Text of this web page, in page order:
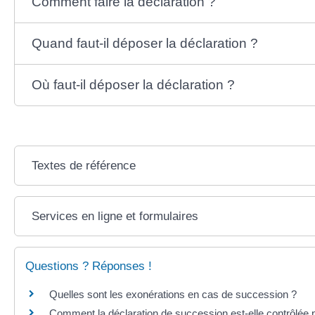
Quand faut-il déposer la déclaration ?
Où faut-il déposer la déclaration ?
Textes de référence
Services en ligne et formulaires
Questions ? Réponses !
Quelles sont les exonérations en cas de succession ?